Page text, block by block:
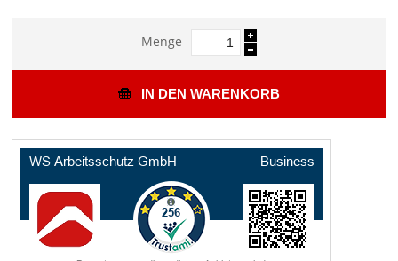
Menge
IN DEN WARENKORB